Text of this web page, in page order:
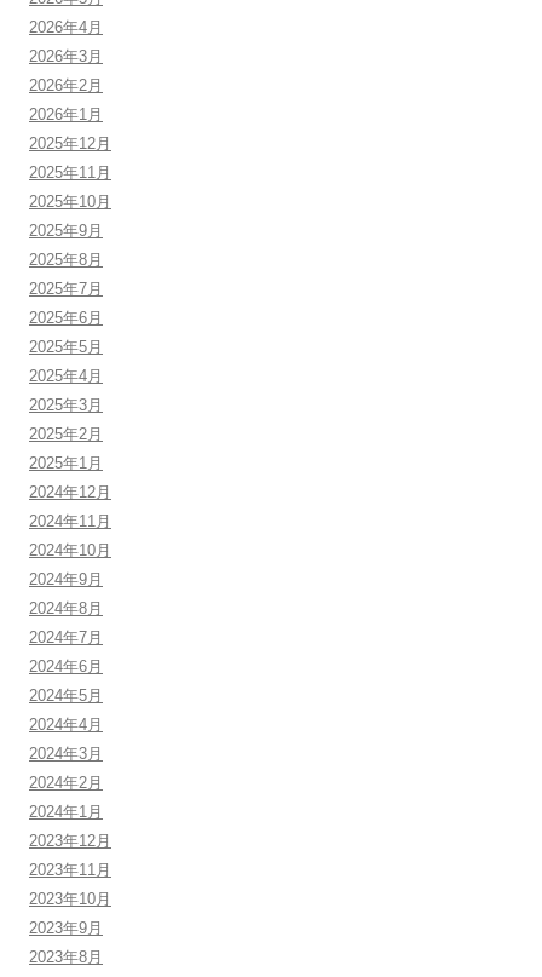
2026年4月
2026年3月
2026年2月
2026年1月
2025年12月
2025年11月
2025年10月
2025年9月
2025年8月
2025年7月
2025年6月
2025年5月
2025年4月
2025年3月
2025年2月
2025年1月
2024年12月
2024年11月
2024年10月
2024年9月
2024年8月
2024年7月
2024年6月
2024年5月
2024年4月
2024年3月
2024年2月
2024年1月
2023年12月
2023年11月
2023年10月
2023年9月
2023年8月